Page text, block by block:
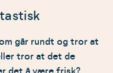
går rundt og tror at
tror at det de